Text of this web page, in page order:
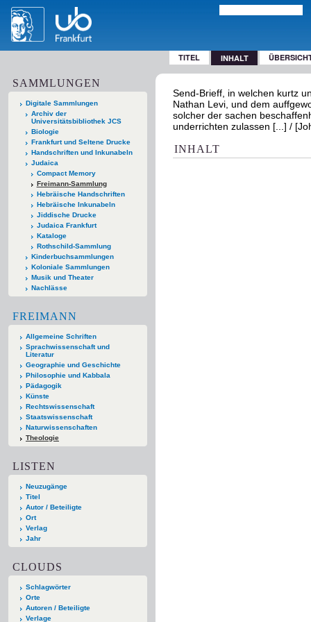
TITEL INHALT
SAMMLUNGEN
Digitale Sammlungen
Archiv der
Universitätsbibliothek JCS
Biologie
Frankfurt und Seltene Drucke
Handschriften und Inkunabeln
Judaica
Compact Memory
Freimann-Sammlung
Hebräische Handschriften
Hebräische Inkunabeln
Jiddische Drucke
Judaica Frankfurt
Kataloge
Rothschild-Sammlung
Kinderbuchsammlungen
Koloniale Sammlungen
Musik und Theater
Nachlässe
FREIMANN
Allgemeine Schriften
Sprachwissenschaft und
Literatur
Geographie und Geschichte
Philosophie und Kabbala
Pädagogik
Künste
Rechtswissenschaft
Staatswissenschaft
Naturwissenschaften
Theologie
LISTEN
Neuzugänge
Titel
Autor / Beteiligte
Ort
Verlag
Jahr
CLOUDS
Schlagwörter
Orte
Autoren / Beteiligte
Verlage
Send-Brieff, in welchen kurtz
Nathan Levi, und dem
solcher der sachen
underrichten zulassen [...] /
INHALT